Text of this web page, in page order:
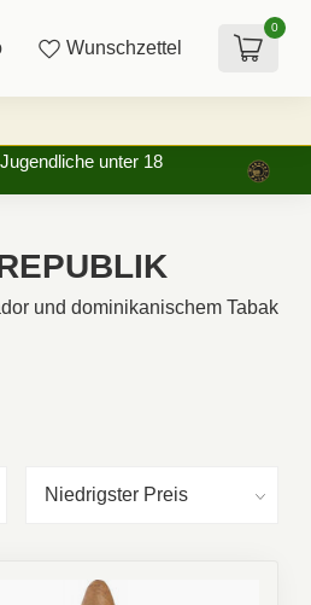
Wunschzettel
0
unter 18
und dominikanischem Tabak